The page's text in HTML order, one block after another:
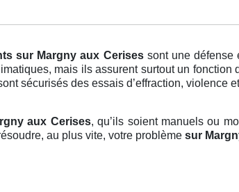
sur Margny aux Cerises sont une défense
mais ils assurent surtout un
sécurisés des essais d’effraction, violence
aux Cerises, qu’ils soient manuels ou
au plus vite, votre problème sur